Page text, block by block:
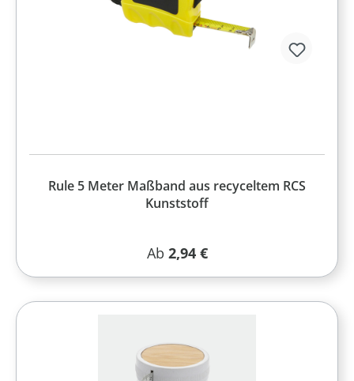
Rule 5 Meter Maßband aus recyceltem RCS
Kunststoff
Regulärer Preis:
Ab 2,94 €